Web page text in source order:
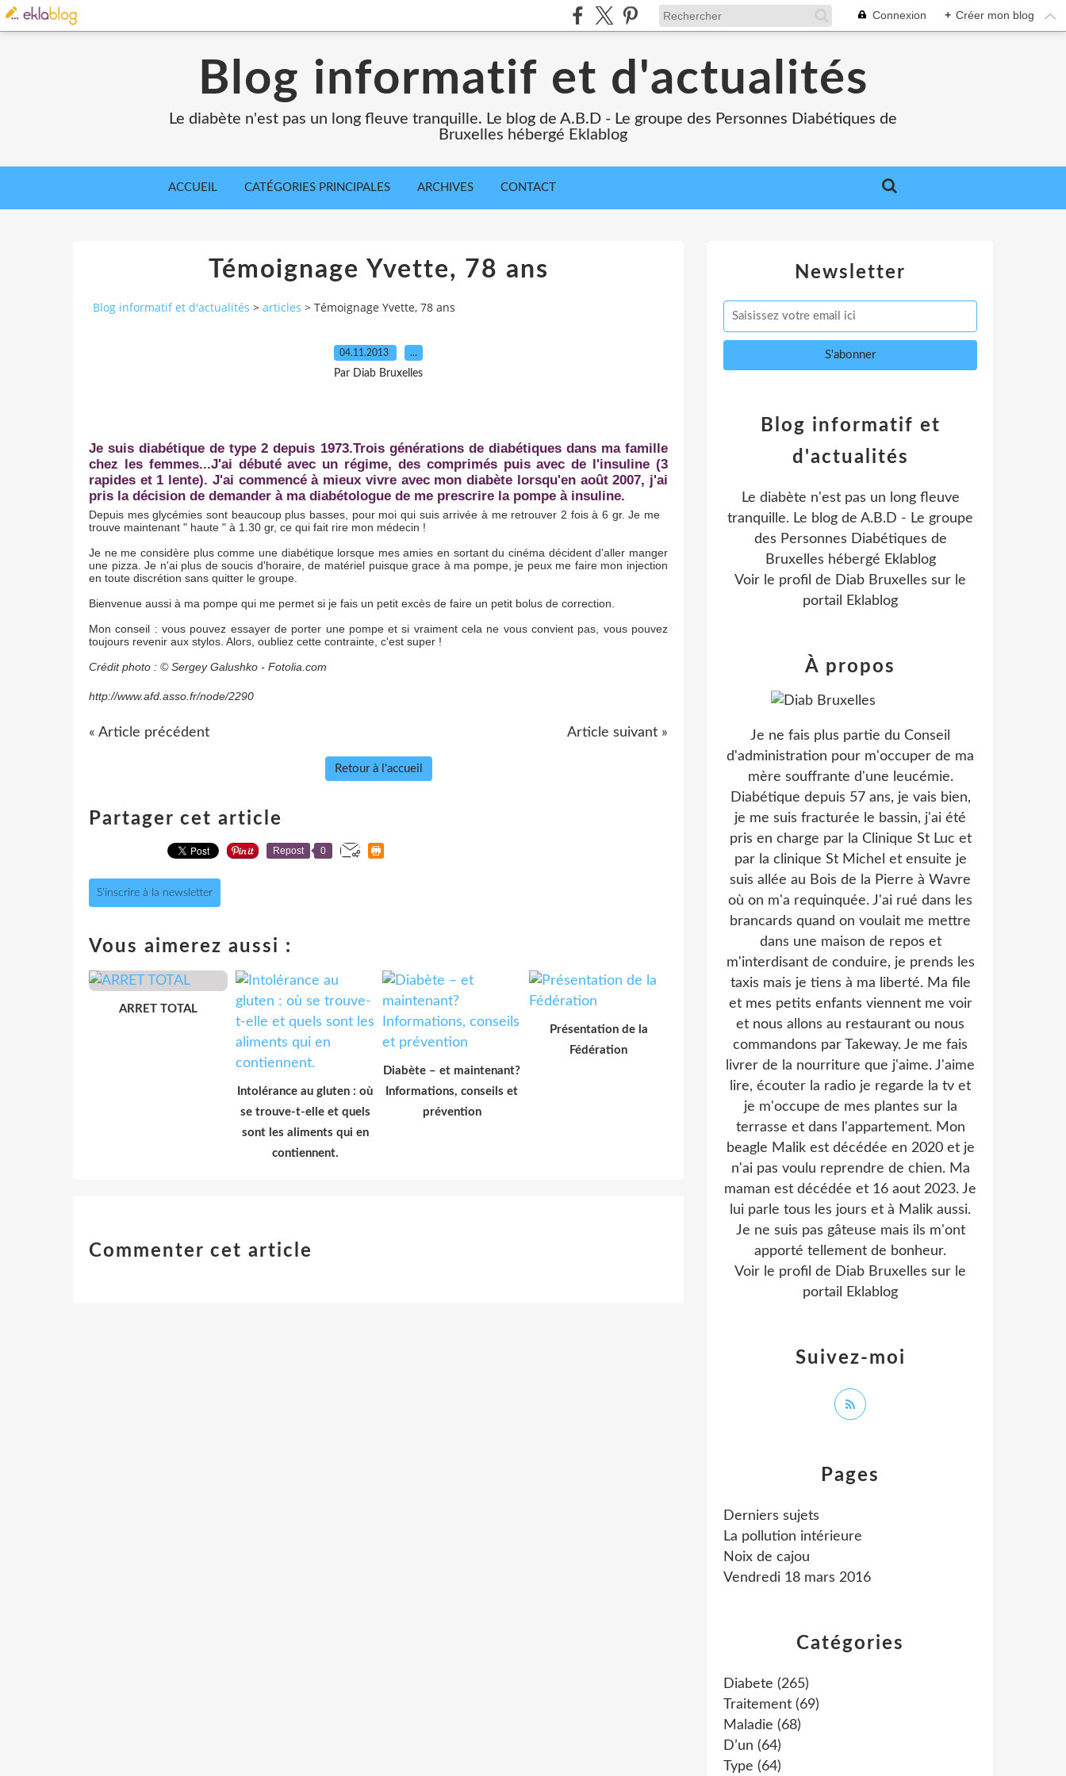
Connexion + Créer mon blog
Blog informatif et d'actualités
Le diabète n'est pas un long fleuve tranquille. Le blog de A.B.D - Le groupe des Personnes Diabétiques de
Bruxelles hébergé Eklablog
ACCUEIL CATÉGORIES PRINCIPALES ARCHIVES CONTACT
Témoignage Yvette, 78 ans
Blog informatif et d'actualités > articles > Témoignage Yvette, 78 ans
04.11.2013 …
Par Diab Bruxelles
Je suis diabétique de type 2 depuis 1973.Trois générations de diabétiques dans ma famille
chez les femmes...J'ai débuté avec un régime, des comprimés puis avec de l'insuline (3
rapides et 1 lente). J'ai commencé à mieux vivre avec mon diabète lorsqu'en août 2007, j'ai
pris la décision de demander à ma diabétologue de me prescrire la pompe à insuline.
Depuis mes glycémies sont beaucoup plus basses, pour moi qui suis arrivée à me retrouver 2 fois à 6 gr. Je me
trouve maintenant " haute " à 1.30 gr, ce qui fait rire mon médecin !
Je ne me considère plus comme une diabétique lorsque mes amies en sortant du cinéma décident d'aller manger
une pizza. Je n'ai plus de soucis d'horaire, de matériel puisque grace à ma pompe, je peux me faire mon injection
en toute discrétion sans quitter le groupe.
Bienvenue aussi à ma pompe qui me permet si je fais un petit excès de faire un petit bolus de correction.
Mon conseil : vous pouvez essayer de porter une pompe et si vraiment cela ne vous convient pas, vous pouvez
toujours revenir aux stylos. Alors, oubliez cette contrainte, c'est super !
Crédit photo : © Sergey Galushko - Fotolia.com
http://www.afd.asso.fr/node/2290
« Article précédent Article suivant »
Retour à l'accueil
Partager cet article
Repost 0
S'inscrire à la newsletter
Vous aimerez aussi :
ARRET TOTAL
Intolérance au gluten : où
se trouve-t-elle et quels
sont les aliments qui en
contiennent.
Diabète – et maintenant?
Informations, conseils et
prévention
Présentation de la
Fédération
Commenter cet article
Newsletter
Catégories
Diabete (265)
Traitement (69)
Maladie (68)
D’un (64)
Type (64)
Pages
Derniers sujets
La pollution intérieure
Noix de cajou
Vendredi 18 mars 2016
Blog informatif et
d'actualités
Le diabète n'est pas un long fleuve
tranquille. Le blog de A.B.D - Le groupe
des Personnes Diabétiques de
Bruxelles hébergé Eklablog
Voir le profil de Diab Bruxelles sur le
portail Eklablog
Suivez-moi
À propos
Je ne fais plus partie du Conseil
d'administration pour m'occuper de ma
mère souffrante d'une leucémie.
Diabétique depuis 57 ans, je vais bien,
je me suis fracturée le bassin, j'ai été
pris en charge par la Clinique St Luc et
par la clinique St Michel et ensuite je
suis allée au Bois de la Pierre à Wavre
où on m'a requinquée. J'ai rué dans les
brancards quand on voulait me mettre
dans une maison de repos et
m'interdisant de conduire, je prends les
taxis mais je tiens à ma liberté. Ma file
et mes petits enfants viennent me voir
et nous allons au restaurant ou nous
commandons par Takeway. Je me fais
livrer de la nourriture que j'aime. J'aime
lire, écouter la radio je regarde la tv et
je m'occupe de mes plantes sur la
terrasse et dans l'appartement. Mon
beagle Malik est décédée en 2020 et je
n'ai pas voulu reprendre de chien. Ma
maman est décédée et 16 aout 2023. Je
lui parle tous les jours et à Malik aussi.
Je ne suis pas gâteuse mais ils m'ont
apporté tellement de bonheur.
Voir le profil de Diab Bruxelles sur le
portail Eklablog